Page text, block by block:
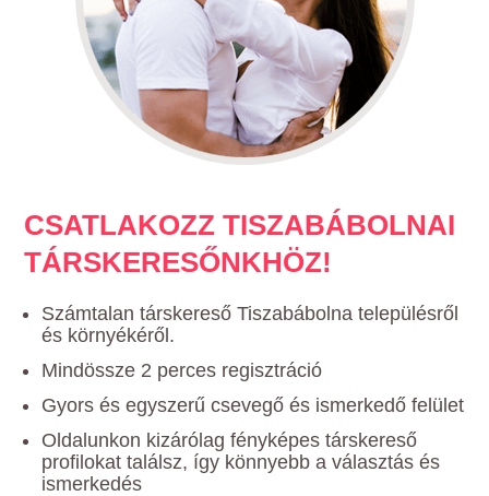
CSATLAKOZZ TISZABÁBOLNAI
TÁRSKERESŐNKHÖZ!
Számtalan társkereső Tiszabábolna településről
és környékéről.
Mindössze 2 perces regisztráció
Gyors és egyszerű csevegő és ismerkedő felület
Oldalunkon kizárólag fényképes társkereső
profilokat találsz, így könnyebb a választás és
ismerkedés